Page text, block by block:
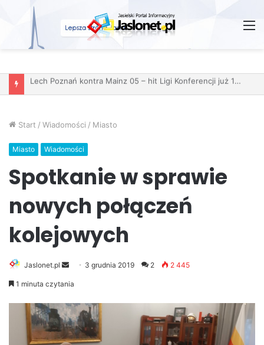
Start / Wiadomości / Miasto
Miasto Wiadomości
Spotkanie w sprawie
nowych połączeń
kolejowych
Jaslonet.pl
e
d
a
n
3 grudnia 2019 2 2 445
1 minuta czytania